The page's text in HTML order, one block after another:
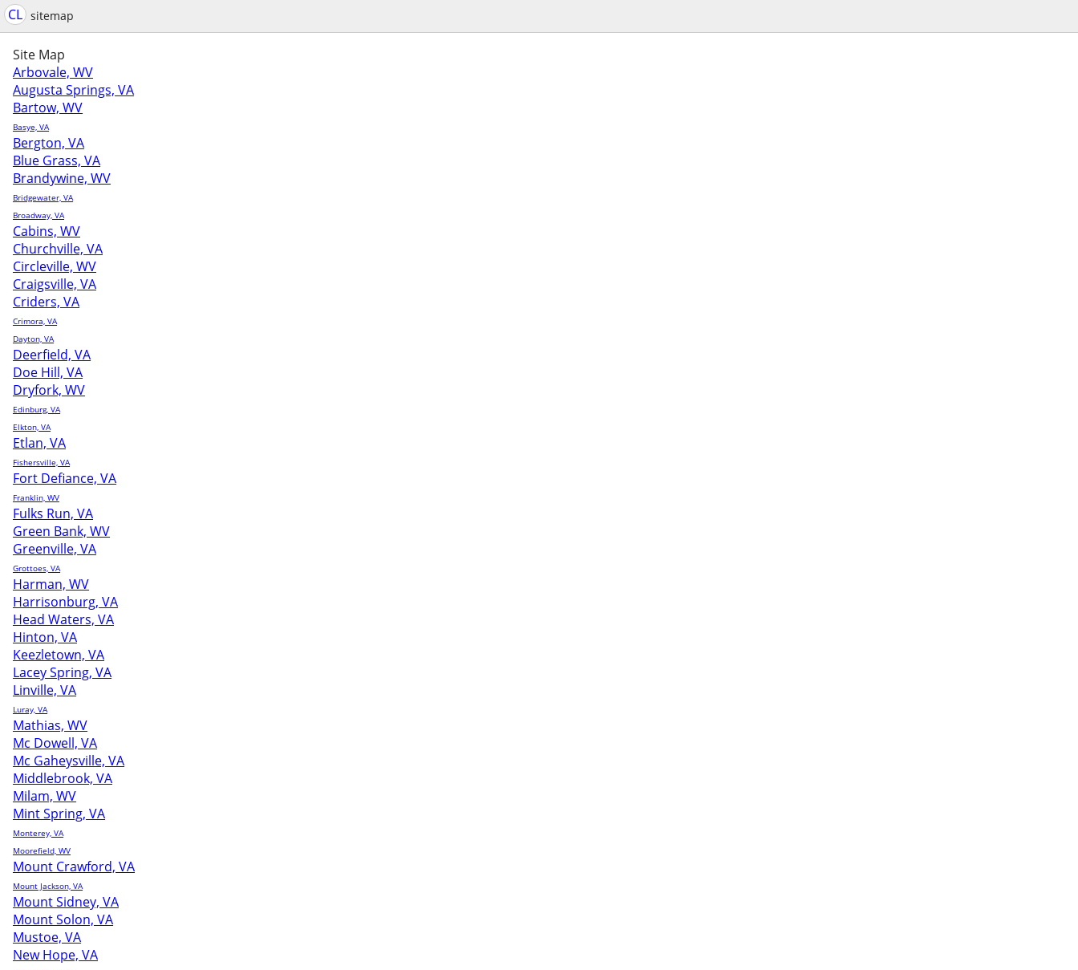
CL sitemap
Site Map
Arbovale, WV
Augusta Springs, VA
Bartow, WV
Basye, VA
Bergton, VA
Blue Grass, VA
Brandywine, WV
Bridgewater, VA
Broadway, VA
Cabins, WV
Churchville, VA
Circleville, WV
Craigsville, VA
Criders, VA
Crimora, VA
Dayton, VA
Deerfield, VA
Doe Hill, VA
Dryfork, WV
Edinburg, VA
Elkton, VA
Etlan, VA
Fishersville, VA
Fort Defiance, VA
Franklin, WV
Fulks Run, VA
Green Bank, WV
Greenville, VA
Grottoes, VA
Harman, WV
Harrisonburg, VA
Head Waters, VA
Hinton, VA
Keezletown, VA
Lacey Spring, VA
Linville, VA
Luray, VA
Mathias, WV
Mc Dowell, VA
Mc Gaheysville, VA
Middlebrook, VA
Milam, WV
Mint Spring, VA
Monterey, VA
Moorefield, WV
Mount Crawford, VA
Mount Jackson, VA
Mount Sidney, VA
Mount Solon, VA
Mustoe, VA
New Hope, VA